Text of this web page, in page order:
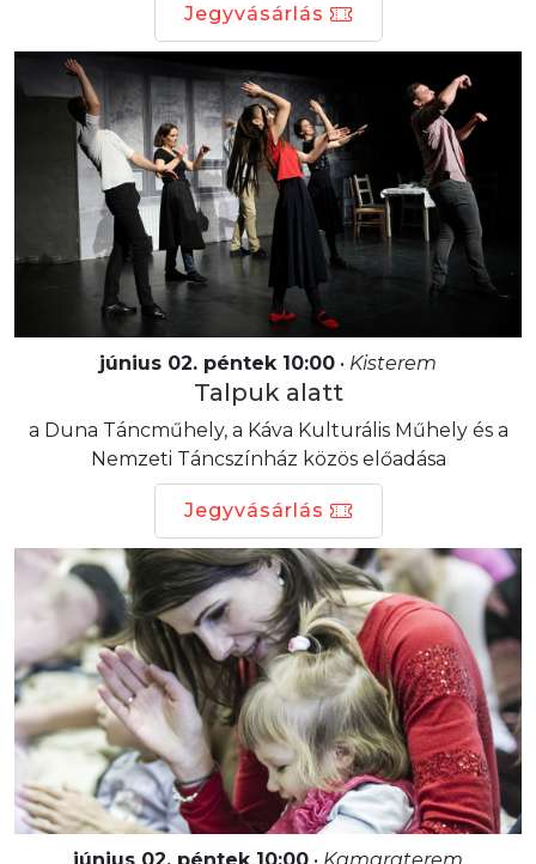
Jegyvásárlás
június 02. péntek 10:00 • Kisterem
Talpuk alatt
a Duna Táncműhely, a Káva Kulturális Műhely és a
Nemzeti Táncszínház közös előadása
Jegyvásárlás